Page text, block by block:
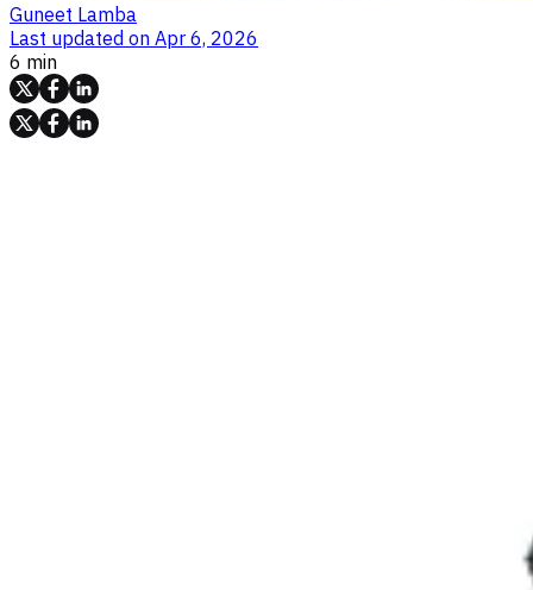
Guneet Lamba
Last updated on Apr 6, 2026
6 min